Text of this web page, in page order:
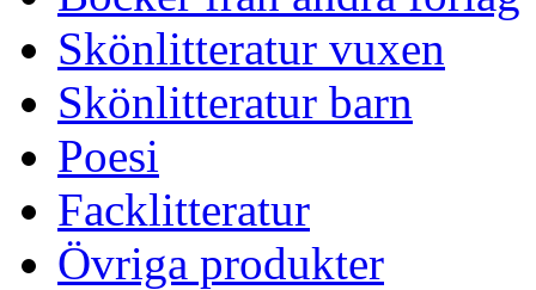
Skönlitteratur vuxen
Skönlitteratur barn
Poesi
Facklitteratur
Övriga produkter